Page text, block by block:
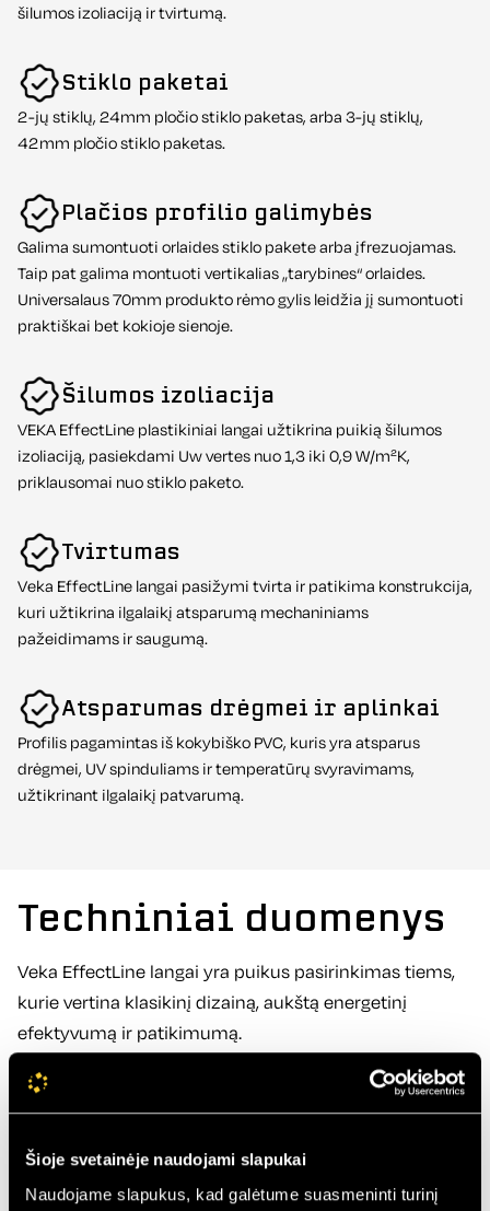
Šioje svetainėje naudojami slapukai
Naudojame slapukus, kad galėtume suasmeninti turinį
šilumos izoliaciją ir tvirtumą.
Stiklo paketai
2-jų stiklų, 24mm pločio stiklo paketas, arba 3-jų stiklų,
42mm pločio stiklo paketas.
Plačios profilio galimybės
Galima sumontuoti orlaides stiklo pakete arba įfrezuojamas.
Taip pat galima montuoti vertikalias „tarybines“ orlaides.
Universalaus 70mm produkto rėmo gylis leidžia jį sumontuoti
praktiškai bet kokioje sienoje.
Šilumos izoliacija
VEKA EffectLine plastikiniai langai užtikrina puikią šilumos
izoliaciją, pasiekdami Uw vertes nuo 1,3 iki 0,9 W/m²K,
priklausomai nuo stiklo paketo.
Tvirtumas
Veka EffectLine langai pasižymi tvirta ir patikima konstrukcija,
kuri užtikrina ilgalaikį atsparumą mechaniniams
pažeidimams ir saugumą.
Atsparumas drėgmei ir aplinkai
Profilis pagamintas iš kokybiško PVC, kuris yra atsparus
drėgmei, UV spinduliams ir temperatūrų svyravimams,
užtikrinant ilgalaikį patvarumą.
Techniniai duomenys
Veka EffectLine langai yra puikus pasirinkimas tiems,
kurie vertina klasikinį dizainą, aukštą energetinį
efektyvumą ir patikimumą.
Profilio plotis (mm):
Energinio naudingumo klasė:A
Kamerų kiekis (vnt.):5